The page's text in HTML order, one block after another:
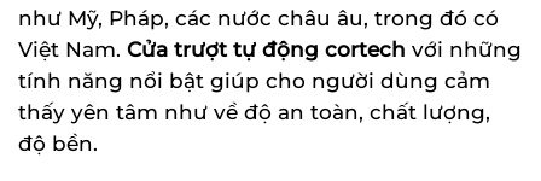
như Mỹ, Pháp, các nước châu âu, trong đó có
Việt Nam. Cửa trượt tự động cortech với những
tính năng nổi bật giúp cho người dùng cảm
thấy yên tâm như về độ an toàn, chất lượng,
độ bền.